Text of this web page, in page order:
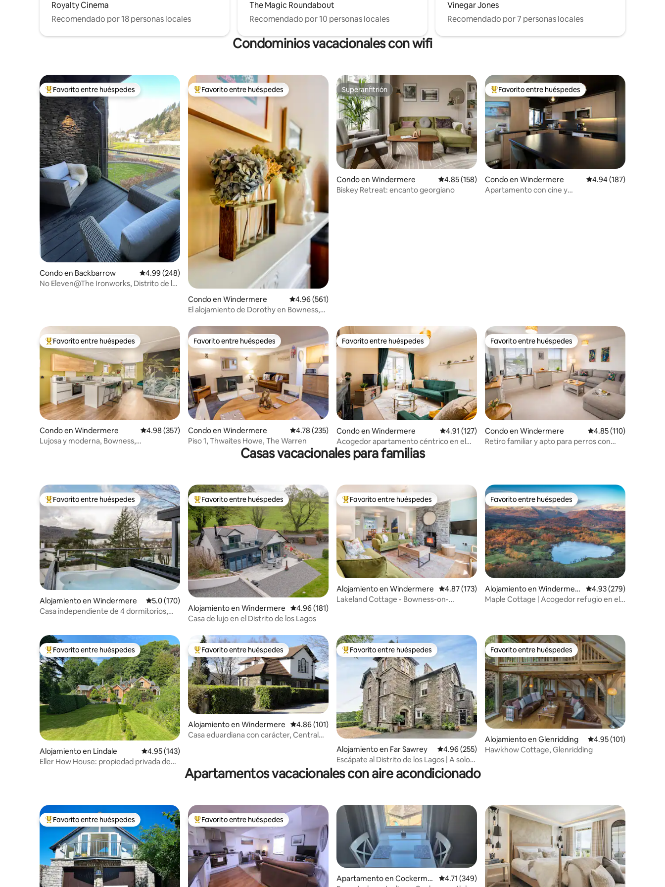
Royalty Cinema
Recomendado por 18 personas locales
The Magic Roundabout
Recomendado por 10 personas locales
Vinegar Jones
Recomendado por 7 personas locales
Condominios vacacionales con wifi
Favorito entre huéspedes preferido
Favorito entre huéspedes
Condo en Backbarrow Calificación promedio: 4.99 de 5, 248 reseñas
4.99 (248)
No Eleven@The Ironworks, Distrito de los
Favorito entre huéspedes preferido
Favorito entre huéspedes
Condo en Windermere Calificación promedio: 4.96 de 5, 561 reseñas
4.96 (561)
El alojamiento de Dorothy en Bowness,
Superanfitrión
Superanfitrión
Condo en Windermere Calificación promedio: 4.85 de 5, 158 reseñas
4.85 (158)
Biskey Retreat: encanto georgiano
Favorito entre huéspedes preferido
Favorito entre huéspedes
Condo en Windermere Calificación promedio:
4.94 (187)
Apartamento con cine y
Favorito entre huéspedes preferido
Favorito entre huéspedes
Condo en Windermere Calificación promedio: 4.98 de 5, 357 reseñas
4.98 (357)
Lujosa y moderna, Bowness,
Favorito entre huéspedes
Favorito entre huéspedes
Condo en Windermere Calificación promedio: 4.78 de 5, 235 reseñas
4.78 (235)
Piso 1, Thwaites Howe, The Warren
Favorito entre huéspedes
Favorito entre huéspedes
Condo en Windermere Calificación promedio: 4.91 de 5, 127 reseñas
4.91 (127)
Acogedor apartamento céntrico en el
corazón de Windermere
Favorito entre huéspedes
Favorito entre huéspedes
Condo en Windermere Calificación promedio:
4.85 (110)
Retiro familiar y apto para perros con
Casas vacacionales para familias
Favorito entre huéspedes preferido
Favorito entre huéspedes
Alojamiento en Windermere Calificación promedio: 5.0 de 5, 170 reseñas
5.0 (170)
Casa independiente de 4 dormitorios,
Favorito entre huéspedes preferido
Favorito entre huéspedes
Alojamiento en Windermere Calificación promedio: 4.96 de 5, 181 reseñas
4.96 (181)
Casa de lujo en el Distrito de los Lagos
Favorito entre huéspedes preferido
Favorito entre huéspedes
Alojamiento en Windermere Calificación promedio: 4.87 de 5, 173 reseñas
4.87 (173)
Lakeland Cottage - Bowness-on-
Favorito entre huéspedes
Favorito entre huéspedes
Alojamiento en Windermer
e
Calificación promedio:
4.93 (279)
Maple Cottage | Acogedor refugio en el
Favorito entre huéspedes preferido
Favorito entre huéspedes
Alojamiento en Lindale Calificación promedio: 4.95 de 5, 143 reseñas
4.95 (143)
Eller How House: propiedad privada de
Favorito entre huéspedes preferido
Favorito entre huéspedes
Alojamiento en Windermere Calificación promedio: 4.86 de 5, 101 reseñas
4.86 (101)
Casa eduardiana con carácter, Central
Favorito entre huéspedes preferido
Favorito entre huéspedes
Alojamiento en Far Sawrey Calificación promedio: 4.96 de 5, 255 reseñas
4.96 (255)
Escápate al Distrito de los Lagos | A solo
unos pasos de los lagos y las colinas
Favorito entre huéspedes
Favorito entre huéspedes
Alojamiento en Glenridding Calificación promedio:
4.95 (101)
Hawkhow Cottage, Glenridding
Apartamentos vacacionales con aire acondicionado
Favorito entre huéspedes preferido
Favorito entre huéspedes Favorito entre huéspedes preferido
Favorito entre huéspedes
Apartamento en Cockermo
Calificación promedio: 4.71 de 5, 349 reseñas
4.71 (349)